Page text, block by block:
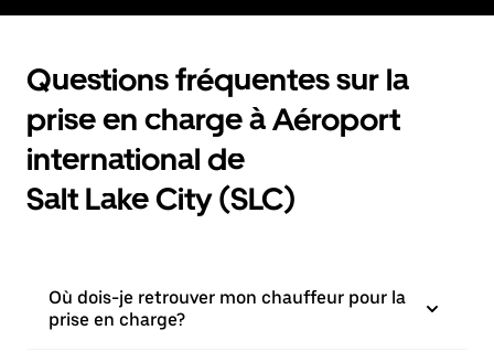
Questions fréquentes sur la
prise en charge à Aéroport
international de
Salt Lake City (SLC)
Où dois-je retrouver mon chauffeur pour la
prise en charge?